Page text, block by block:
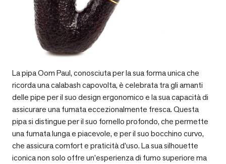
La pipa Oom Paul, conosciuta per la sua forma unica che
ricorda una calabash capovolta, è celebrata tra gli amanti
delle pipe per il suo design ergonomico e la sua capacità di
assicurare una fumata eccezionalmente fresca. Questa
pipa si distingue per il suo fornello profondo, che permette
una fumata lunga e piacevole, e per il suo bocchino curvo,
che assicura comfort e praticità d’uso. La sua silhouette
iconica non solo offre un’esperienza di fumo superiore ma